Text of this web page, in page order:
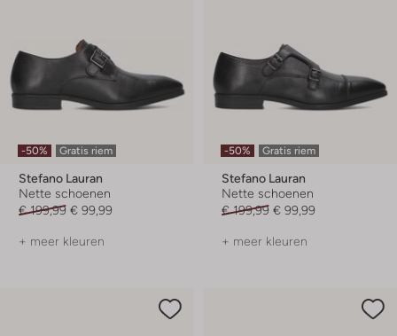
-50% Gratis riem
Stefano Lauran
Nette schoenen
€ 199,99 € 99,99
+ meer kleuren
-50% Gratis riem
Stefano Lauran
Nette schoenen
€ 199,99 € 99,99
+ meer kleuren